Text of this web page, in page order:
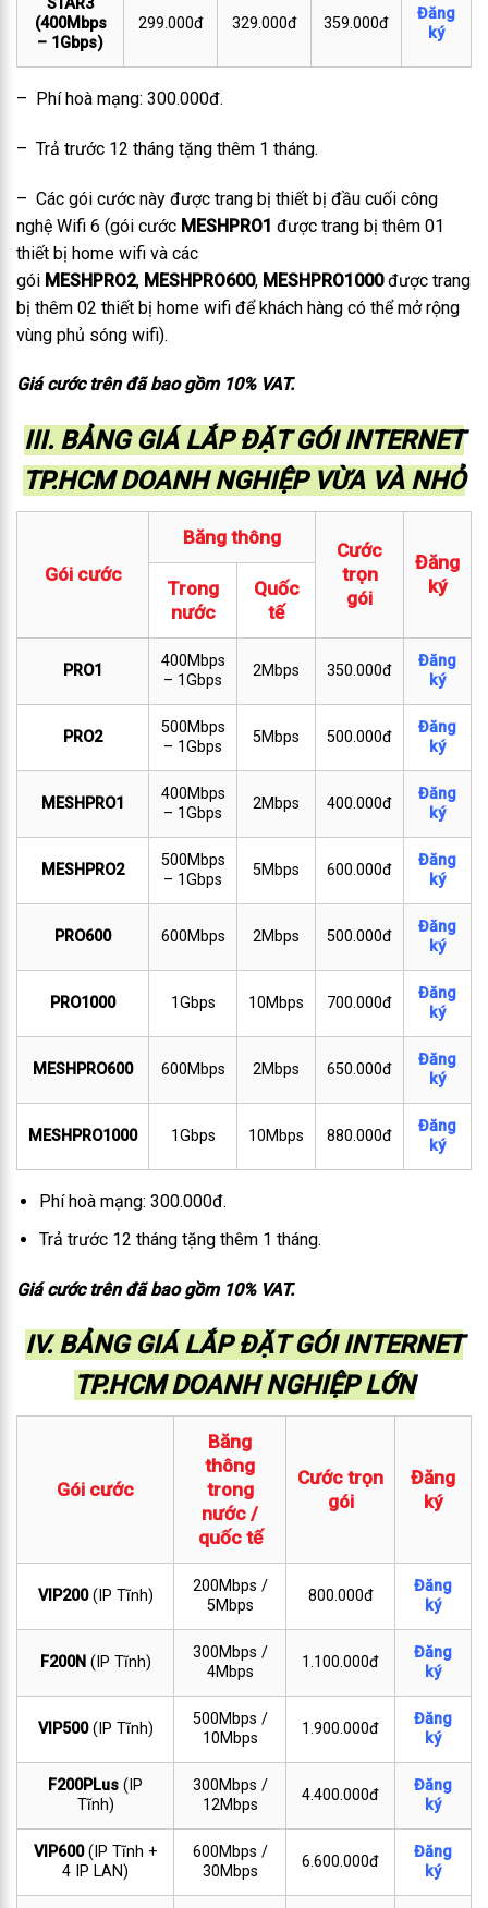
STAR3
(400Mbps
– 1Gbps)
299.000đ 329.000đ 359.000đ
Đăng
ký
– Phí hoà mạng: 300.000đ.
– Trả trước 12 tháng tặng thêm 1 tháng.
– Các gói cước này được trang bị thiết bị đầu cuối công
nghệ Wifi 6 (gói cước MESHPRO1 được trang bị thêm 01
thiết bị home wifi và các
gói MESHPRO2, MESHPRO600, MESHPRO1000được trang
bị thêm 02 thiết bị home wifi để khách hàng có thể mở rộng
vùng phủ sóng wifi).
Giá cước trên đã bao gồm 10% VAT.
III. BẢNG GIÁ LẮP ĐẶT GÓI INTERNET
TP.HCM DOANH NGHIỆP VỪA VÀ NHỎ
Gói cước
Băng thông
Cước
trọn
gói
Đăng
ký
Trong
nước
Quốc
tế
PRO1
400Mbps
– 1Gbps
2Mbps 350.000đ
Đăng
ký
PRO2
500Mbps
– 1Gbps
5Mbps 500.000đ
Đăng
ký
MESHPRO1
400Mbps
– 1Gbps
2Mbps 400.000đ
Đăng
ký
MESHPRO2
500Mbps
– 1Gbps
5Mbps 600.000đ
Đăng
ký
PRO600 600Mbps 2Mbps 500.000đ
Đăng
ký
PRO1000 1Gbps 10Mbps 700.000đ
Đăng
ký
MESHPRO600 600Mbps 2Mbps 650.000đ
Đăng
ký
MESHPRO1000 1Gbps 10Mbps 880.000đ
Đăng
ký
Phí hoà mạng: 300.000đ.
Trả trước 12 tháng tặng thêm 1 tháng.
Giá cước trên đã bao gồm 10% VAT.
IV. BẢNG GIÁ LẮP ĐẶT GÓI INTERNET
TP.HCM DOANH NGHIỆP LỚN
Gói cước
Băng
thông
trong
nước /
quốc tế
Cước trọn
gói
Đăng
ký
VIP200(IP Tĩnh)
200Mbps /
5Mbps
800.000đ
Đăng
ký
F200N (IP Tĩnh)
300Mbps /
4Mbps
1.100.000đ
Đăng
ký
VIP500(IP Tĩnh)
500Mbps /
10Mbps
1.900.000đ
Đăng
ký
F200PLus (IP
Tĩnh)
300Mbps /
12Mbps
4.400.000đ
Đăng
ký
VIP600(IP Tĩnh +
4 IP LAN)
600Mbps /
30Mbps
6.600.000đ
Đăng
ký